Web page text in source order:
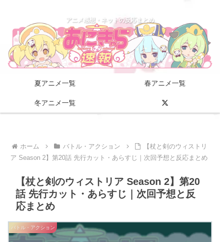
アニメ感想・ネットの反応まとめ
夏アニメ一覧 春アニメ一覧
冬アニメ一覧
ホーム バトル・アクション
【杖と剣のウィストリ
ア Season 2】第20話 先行カット・あらすじ｜次回予想と反応まとめ
【杖と剣のウィストリア Season 2】第20
話 先行カット・あらすじ｜次回予想と反
応まとめ
バトル・アクション